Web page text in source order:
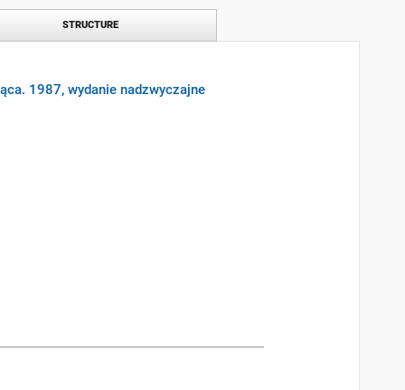
STRUCTURE
1987, wydanie nadzwyczajne